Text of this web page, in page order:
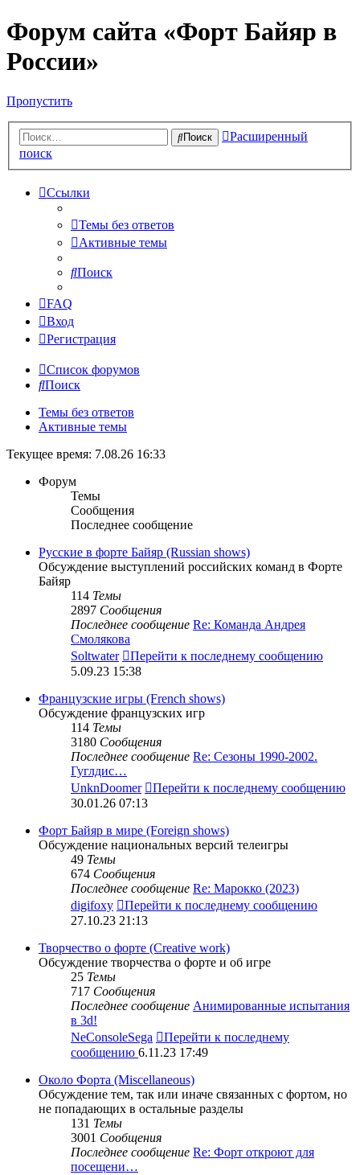
Форум сайта «Форт Байяр в
России»
Пропустить
Поиск
Расширенный
поиск
Ссылки
Темы без ответов
Активные темы
Поиск
FAQ
Вход
Регистрация
Список форумов
Поиск
Темы без ответов
Активные темы
Текущее время: 7.08.26 16:33
Форум
Темы
Сообщения
Последнее сообщение
Русские в форте Байяр (Russian shows)
Обсуждение выступлений российских команд в Форте
Байяр
114 Темы
2897 Сообщения
Последнее сообщение Re: Команда Андрея
Смолякова
Soltwater
Перейти к последнему сообщению
5.09.23 15:38
Французские игры (French shows)
Обсуждение французских игр
114 Темы
3180 Сообщения
Последнее сообщение Re: Сезоны 1990-2002.
Гуглдис…
UnknDoomer
Перейти к последнему сообщению
30.01.26 07:13
Форт Байяр в мире (Foreign shows)
Обсуждение национальных версий телеигры
49 Темы
674 Сообщения
Последнее сообщение Re: Марокко (2023)
digifoxy
Перейти к последнему сообщению
27.10.23 21:13
Творчество о форте (Creative work)
Обсуждение творчества о форте и об игре
25 Темы
717 Сообщения
Последнее сообщение Анимированные испытания
в 3d!
NeConsoleSega
Перейти к последнему
сообщению 6.11.23 17:49
Около Форта (Miscellaneous)
Обсуждение тем, так или иначе связанных с фортом, но
не попадающих в остальные разделы
131 Темы
3001 Сообщения
Последнее сообщение Re: Форт откроют для
посещени…